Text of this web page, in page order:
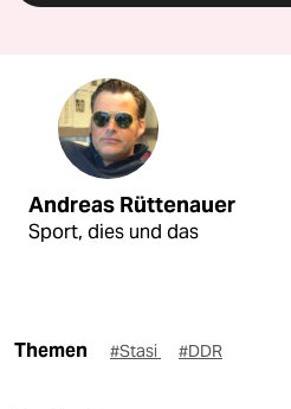
Andreas Rüttenauer
Sport, dies und das
Themen #Stasi #DDR